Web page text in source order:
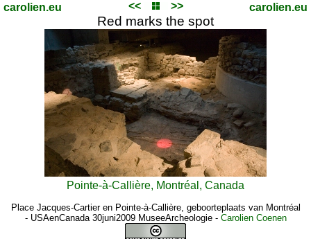
carolien.eu << >> carolien.eu
Red marks the spot
Pointe-à-Callière, Montréal, Canada
Place Jacques-Cartier en Pointe-à-Callière, geboorteplaats van Montréal
- USAenCanada 30juni2009 MuseeArcheologie- Carolien Coenen